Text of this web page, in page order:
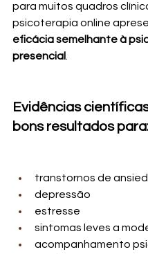
para muitos quadros
psicoterapia online
eficácia semelhante à
presencial.
Evidências
bons resultados
transtornos de
depressão
estresse
sintomas leves a
acompanhamento